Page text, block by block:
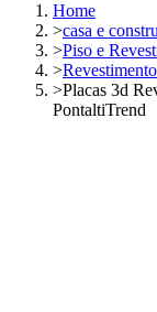
Home
>casa e
>Piso e
>
>Placas 3d
PontaltiTrend